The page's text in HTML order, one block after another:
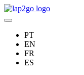
PT
EN
FR
ES